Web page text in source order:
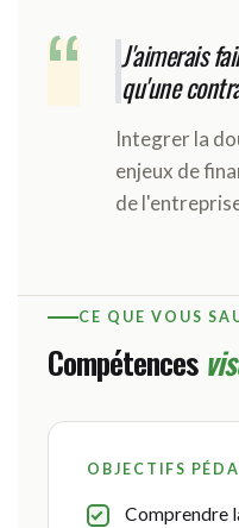
“
J'aimerais
qu'une
Integrer la
enjeux de
de
CE QUE VOUS
Compétences
OBJECTIFS
Comprendre